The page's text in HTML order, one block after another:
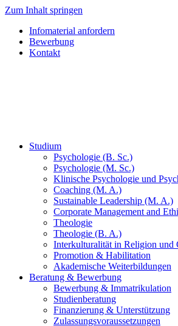
Zum Inhalt springen
Infomaterial anfordern
Bewerbung
Kontakt
Studium
Psychologie (B. Sc.)
Psychologie (M. Sc.)
Klinische Psychologie und
Coaching (M. A.)
Sustainable Leadership (M. A.)
Corporate Management and
Theologie
Theologie (B. A.)
Interkulturalität in Religion und
Promotion & Habilitation
Akademische Weiterbildungen
Beratung & Bewerbung
Bewerbung & Immatrikulation
Studienberatung
Finanzierung & Unterstützung
Zulassungsvoraussetzungen